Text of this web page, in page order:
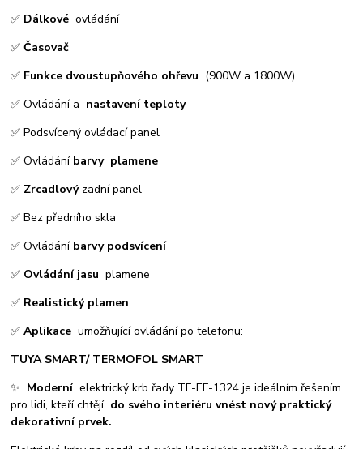
✅ Dálkové ovládání
✅Časovač
✅ Funkce dvoustupňového ohřevu (900W a 1800W)
✅ Ovládání a nastavení teploty
✅ Podsvícený ovládací panel
✅ Ovládání barvy plamene
✅ Zrcadlovýzadní panel
✅ Bez předního skla
✅ Ovládání barvy podsvícení
✅ Ovládání jasu plamene
✅ Realistický plamen
✅Aplikace umožňující ovládání po telefonu:
TUYA SMART/ TERMOFOL SMART
✨ Moderníelektrický krb řady TF-EF-1324 je ideálním řešením
pro lidi, kteří chtějí do svého interiéru vnést nový praktický
dekorativní prvek.